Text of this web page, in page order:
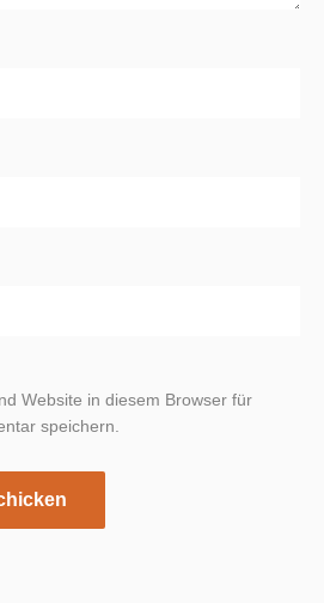
Website in diesem Browser für
speichern.